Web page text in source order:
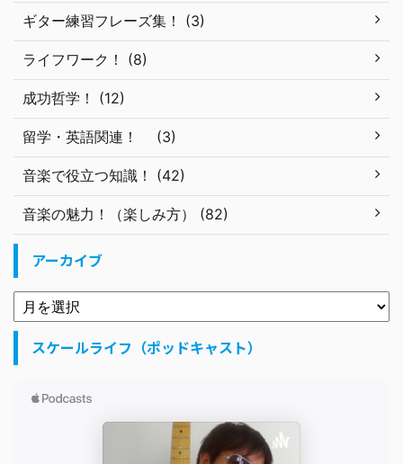
ギター練習フレーズ集！ (3)
ライフワーク！ (8)
成功哲学！ (12)
留学・英語関連！ (3)
音楽で役立つ知識！ (42)
音楽の魅力！（楽しみ方） (82)
アーカイブ
スケールライフ（ポッドキャスト）